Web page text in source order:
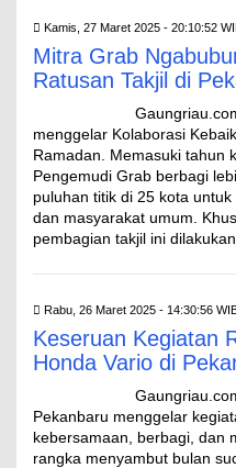
Kamis, 27 Maret 2025 - 20:10:52
Mitra Grab
Ratusan Takjil di
menggelar Kolaborasi
Ramadan. Memasuki tahun
Pengemudi Grab berbagi
puluhan titik di 25 kota
dan masyarakat umum.
pembagian takjil ini
Rabu, 26 Maret 2025 - 14:30:56
Keseruan Kegiatan
Honda Vario di
Pekanbaru menggelar
kebersamaan, berbagi, dan
rangka menyambut bulan